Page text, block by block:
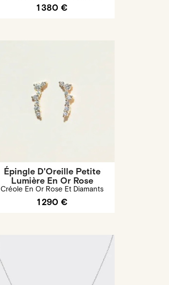
1 380 €
Épingle D'Oreille Petite
Lumière En Or Rose
Créole En Or Rose Et Diamants
1 290 €